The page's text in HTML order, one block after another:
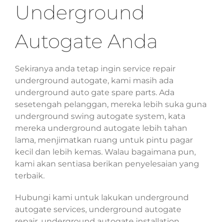
Underground
Autogate Anda
Sekiranya anda tetap ingin service repair
underground autogate, kami masih ada
underground auto gate spare parts. Ada
sesetengah pelanggan, mereka lebih suka guna
underground swing autogate system, kata
mereka underground autogate lebih tahan
lama, menjimatkan ruang untuk pintu pagar
kecil dan lebih kemas. Walau bagaimana pun,
kami akan sentiasa berikan penyelesaian yang
terbaik.
Hubungi kami untuk lakukan underground
autogate services, underground autogate